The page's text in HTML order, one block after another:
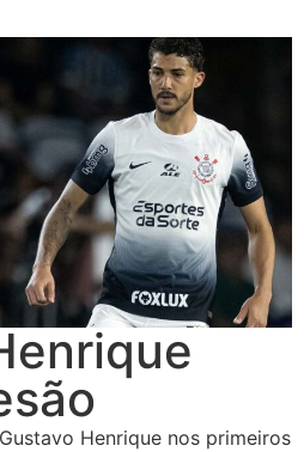
Henrique nos primeiros